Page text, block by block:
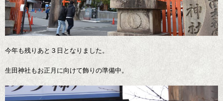
今年も残りあと３日となりました。
生田神社もお正月に向けて飾りの準備中。